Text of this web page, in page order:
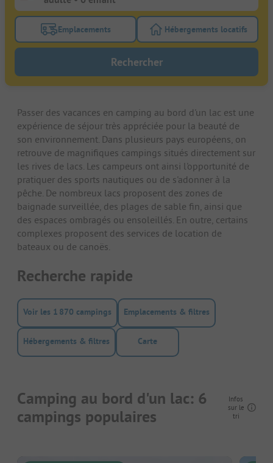
Activez le bouton de filtre emplacements pour
Emplacements Activez le bouton
Hébergements locatifs
Rechercher
Passer des vacances en camping au bord d'un lac est une
expérience de séjour très appréciée pour la beauté de
son environnement. Dans plusieurs pays européens, on
retrouve de magnifiques campings situés directement sur
les rives de lacs. Les campeurs ont ainsi l'opportunité de
pratiquer des sports nautiques ou de s'adonner à la
pêche. De nombreux lacs proposent des zones de
baignade surveillée, des plages de sable fin, ainsi que
des espaces ombragés ou ensoleillés. En outre, certains
complexes proposent des services de location de
bateaux ou de canoës.
Recherche rapide
Voir les 1 870 campings Emplacements & filtres
Hébergements & filtres Carte
Camping au bord d'un lac: 6
campings populaires
Infos
sur le
tri